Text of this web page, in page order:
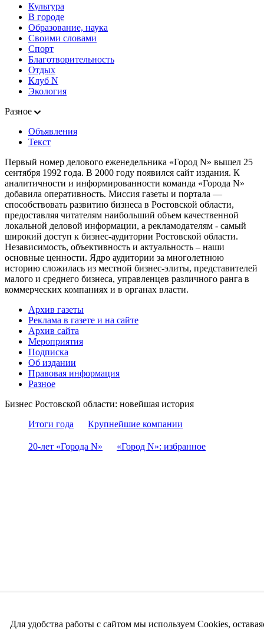
Культура
В городе
Образование, наука
Своими словами
Спорт
Благотворительность
Отдых
Клуб N
Экология
Разное
Объявления
Текст
Первый номер делового еженедельника «Город N» вышел 25
сентября 1992 года. В 2000 году появился сайт издания. К
аналитичности и информированности команда «Города N»
добавила оперативность. Миссия газеты и портала —
способствовать развитию бизнеса в Ростовской области,
предоставляя читателям наибольший объем качественной
локальной деловой информации, а рекламодателям - самый
широкий доступ к бизнес-аудитории Ростовской области.
Независимость, объективность и актуальность – наши
основные ценности. Ядро аудитории за многолетнюю
историю сложилась из местной бизнес-элиты, представителей
малого и среднего бизнеса, управленцев различного ранга в
коммерческих компаниях и в органах власти.
Архив газеты
Реклама в газете и на сайте
Архив сайта
Мероприятия
Подписка
Об издании
Правовая информация
Разное
Бизнес Ростовской области: новейшая история
Итоги года
Крупнейшие компании
20-лет «Города N» «Город N»: избранное
Для удобства работы с сайтом мы используем Cookies,